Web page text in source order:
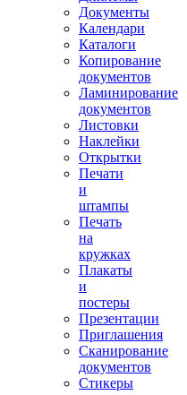
Документы
Календари
Каталоги
Копирование
документов
Ламинирование
документов
Листовки
Наклейки
Открытки
Печати
и
штампы
Печать
на
кружках
Плакаты
и
постеры
Презентации
Приглашения
Сканирование
документов
Стикеры